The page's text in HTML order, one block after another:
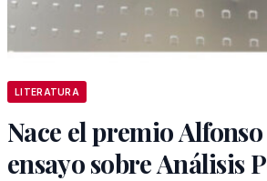
LITERATURA
Nace el premio Alfonso
ensayo sobre Análisis